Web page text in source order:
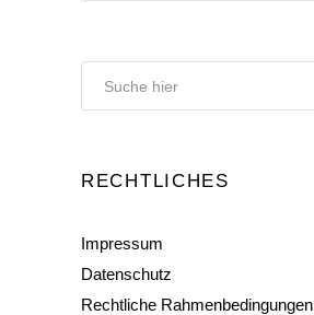
RECHTLICHES
Impressum
Datenschutz
Rechtliche Rahmenbedingungen